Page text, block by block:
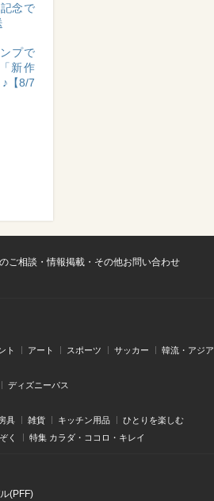
念で
プで
新作
【8/7
ご相談・情報掲載・その他お問い合わせ
ト アート スポーツ サッカー 韓流・アジア
ディズニーパス
具 雑貨 キッチン用品
ひとりを楽しむ
く 特集 カラダ・ココロ・キレイ
(PFF)